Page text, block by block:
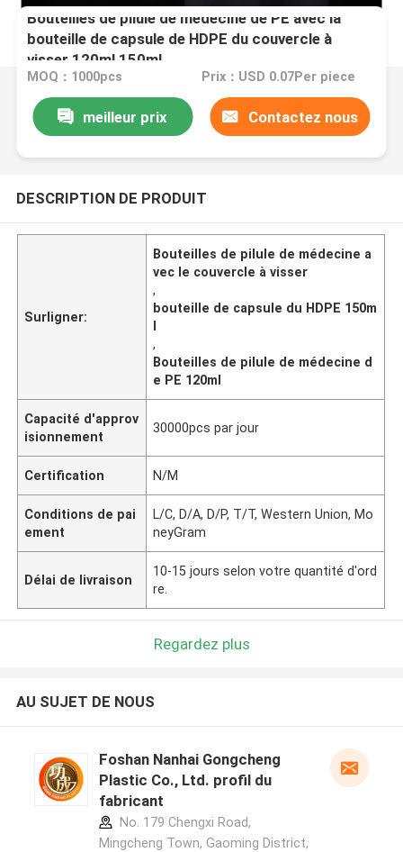
Bouteilles de pilule de médecine de PE avec la
bouteille de capsule de HDPE du couvercle à
visser 120ml 150ml
MOQ：1000pcs Prix：USD 0.07Per piece
meilleur prix Contactez nous
DESCRIPTION DE PRODUIT
Surligner:
Bouteilles de pilule de médecine a
vec le couvercle à visser
,
bouteille de capsule du HDPE 150m
l
,
Bouteilles de pilule de médecine d
e PE 120ml
Capacité d'approv
isionnement
30000pcs par jour
Certification N/M
Conditions de pai
ement
L/C, D/A, D/P, T/T, Western Union, Mo
neyGram
Délai de livraison
10-15 jours selon votre quantité d'ord
re.
Regardez plus
AU SUJET DE NOUS
Foshan Nanhai Gongcheng
Plastic Co., Ltd. profil du
fabricant
No. 179 Chengxi Road,
Mingcheng Town, Gaoming District,